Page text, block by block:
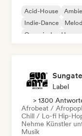
Acid-House
Indie-Dance
Organischer House
Label
> 1300
Afrobeat / Afropop
Chill / Lo-fi Hip-
Nehme Künstler
Musik